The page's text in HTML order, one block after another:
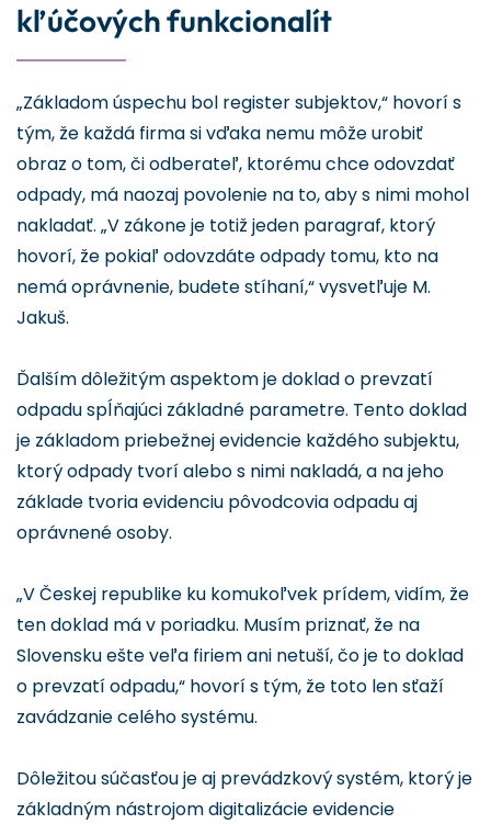
kľúčových funkcionalít
„Základom úspechu bol register subjektov,“ hovorí s
tým, že každá firma si vďaka nemu môže urobiť
obraz o tom, či odberateľ, ktorému chce odovzdať
odpady, má naozaj povolenie na to, aby s nimi mohol
nakladať. „V zákone je totiž jeden paragraf, ktorý
hovorí, že pokiaľ odovzdáte odpady tomu, kto na
nemá oprávnenie, budete stíhaní,“ vysvetľuje M.
Jakuš.
Ďalším dôležitým aspektom je doklad o prevzatí
odpadu spĺňajúci základné parametre. Tento doklad
je základom priebežnej evidencie každého subjektu,
ktorý odpady tvorí alebo s nimi nakladá, a na jeho
základe tvoria evidenciu pôvodcovia odpadu aj
oprávnené osoby.
„V Českej republike ku komukoľvek prídem, vidím, že
ten doklad má v poriadku. Musím priznať, že na
Slovensku ešte veľa firiem ani netuší, čo je to doklad
o prevzatí odpadu,“ hovorí s tým, že toto len sťaží
zavádzanie celého systému.
Dôležitou súčasťou je aj prevádzkový systém, ktorý je
základným nástrojom digitalizácie evidencie